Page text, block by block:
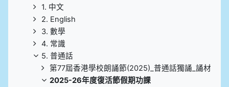
1. 中文
2. English
3. 數學
4. 常識
5. 普通話
第77屆香港學校朗誦節(2025)_普通話獨誦_誦材
2025-26年度復活節假期功課